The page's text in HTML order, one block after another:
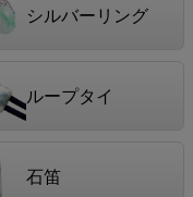
シルバーリング
ループタイ
石笛